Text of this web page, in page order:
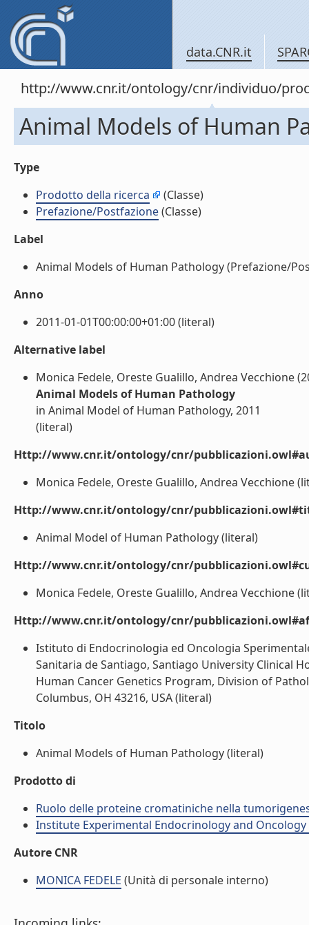
data.CNR.it
http://www.cnr.it/ontology/cnr/individuo/
Animal Models of Human
Type
Prodotto della ricerca
(Classe)
Prefazione/Postfazione(Classe)
Label
Animal Models of Human Pathology (Prefazione/
Anno
2011-01-01T00:00:00+01:00 (literal)
Alternative label
Monica Fedele, Oreste Gualillo, Andrea Vecchione
Animal Models of Human Pathology
in Animal Model of Human Pathology, 2011
(literal)
Http://www.cnr.it/ontology/cnr/
Monica Fedele, Oreste Gualillo, Andrea Vecchione
Http://www.cnr.it/ontology/cnr/
Animal Model of Human Pathology (literal)
Http://www.cnr.it/ontology/cnr/
Monica Fedele, Oreste Gualillo, Andrea Vecchione
Http://www.cnr.it/ontology/cnr/
Istituto di Endocrinologia ed Oncologia
Sanitaria de Santiago, Santiago University Clinical
Human Cancer Genetics Program, Division of
Columbus, OH 43216, USA (literal)
Titolo
Animal Models of Human Pathology (literal)
Prodotto di
Ruolo delle proteine cromatiniche nella
Institute Experimental Endocrinology and Oncology
Autore CNR
MONICA FEDELE (Unità di personale interno)